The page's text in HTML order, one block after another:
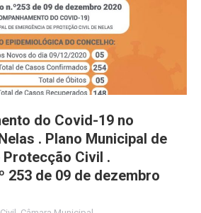
do Covid-19 no
. Plano Municipal de
Protecção Civil .
253 de 09 de dezembro